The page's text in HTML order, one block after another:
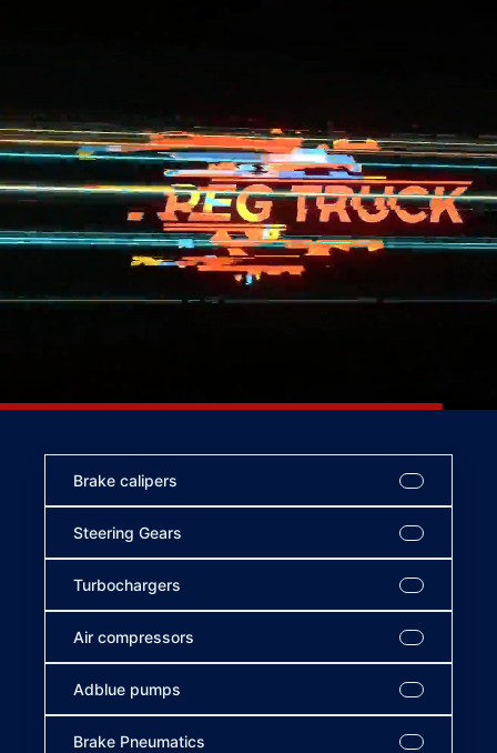
Brake calipers
Steering Gears
Turbochargers
Air compressors
Adblue pumps
Brake Pneumatics